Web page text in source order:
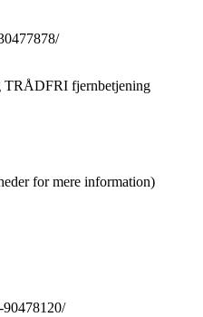
TRÅDFRI fjernbetjening
for mere information)